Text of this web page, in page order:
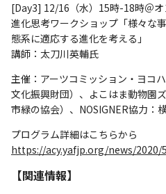
[Day3] 12/16（水）15時-18時＠オ
進化思考ワークショップ「様々な
態系に適応する進化を考える」
講師：太刀川英輔氏
主催：アーツコミッション・ヨコ
文化振興財団）、よこはま動物園
市緑の協会）、NOSIGNER協力：
プログラム詳細はこちらから
https://acy.yafjp.org/news/2020/
【関連情報】